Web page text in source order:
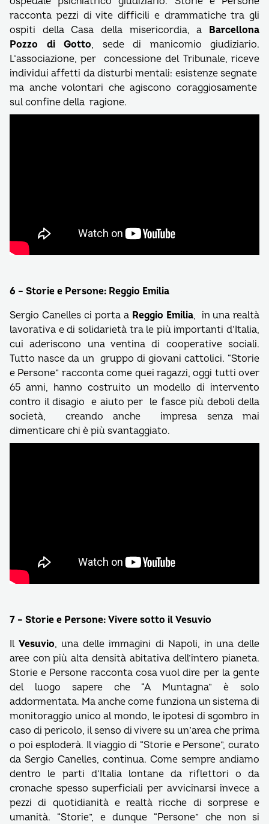
racconta pezzi di vite difficili e drammatiche tra gli
ospiti della Casa della misericordia, a Barcellona
Pozzo di Gotto, sede di manicomio giudiziario.
L’associazione, per concessione del Tribunale, riceve
individui affetti da disturbi mentali: esistenze segnate
ma anche volontari che agiscono coraggiosamente
sul confine della ragione.
6 – Storie e Persone: Reggio Emilia
Sergio Canelles ci porta a Reggio Emilia, in una realtà
lavorativa e di solidarietà tra le più importanti d’Italia,
cui aderiscono una ventina di cooperative sociali.
Tutto nasce da un gruppo di giovani cattolici. “Storie
e Persone” racconta come quei ragazzi, oggi tutti over
65 anni, hanno costruito un modello di intervento
contro il disagio e aiuto per le fasce più deboli della
società, creando anche impresa senza mai
dimenticare chi è più svantaggiato.
7 – Storie e Persone: Vivere sotto il Vesuvio
IlVesuvio, una delle immagini di Napoli, in una delle
aree con più alta densità abitativa dell’intero pianeta.
Storie e Persone racconta cosa vuol dire per la gente
del luogo sapere che “A Muntagna” è solo
addormentata. Ma anche come funziona un sistema di
monitoraggio unico al mondo, le ipotesi di sgombro in
caso di pericolo, il senso di vivere su un’area che prima
o poi esploderà. Il viaggio di “Storie e Persone”, curato
da Sergio Canelles, continua. Come sempre andiamo
dentro le parti d’Italia lontane da riflettori o da
cronache spesso superficiali per avvicinarsi invece a
pezzi di quotidianità e realtà ricche di sorprese e
umanità. “Storie”, e dunque “Persone” che non si